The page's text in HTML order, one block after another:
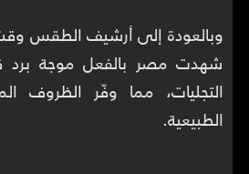
وبالعودة إلى أرشيف الطقس وقت
شهدت مصر بالفعل موجة
التجليات، مما وفّر الظروف
الطبيعية.